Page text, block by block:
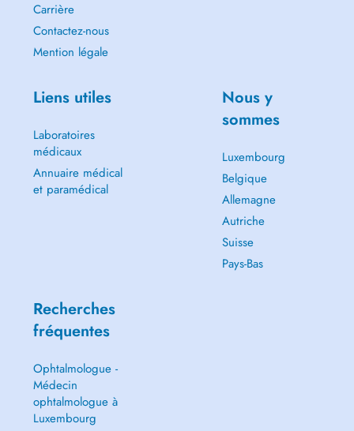
Carrière
Contactez-nous
Mention légale
Liens utiles
Laboratoires
médicaux
Annuaire médical
et paramédical
Nous y
sommes
Luxembourg
Belgique
Allemagne
Autriche
Suisse
Pays-Bas
Recherches
fréquentes
Ophtalmologue -
Médecin
ophtalmologue à
Luxembourg